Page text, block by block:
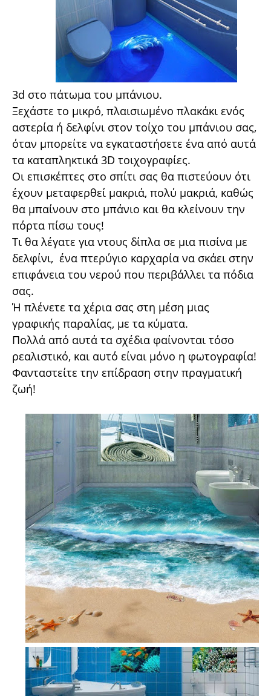
3d στο πάτωμα του μπάνιου.
Ξεχάστε το μικρό, πλαισιωμένο πλακάκι ενός
αστερία ή δελφίνι στον τοίχο του μπάνιου σας,
όταν μπορείτε να εγκαταστήσετε ένα από αυτά
τα καταπληκτικά 3D τοιχογραφίες.
Οι επισκέπτες στο σπίτι σας θα πιστεύουν ότι
έχουν μεταφερθεί μακριά, πολύ μακριά, καθώς
θα μπαίνουν στο μπάνιο και θα κλείνουν την
πόρτα πίσω τους!
Τι θα λέγατε για ντους δίπλα σε μια πισίνα με
δελφίνι, ένα πτερύγιο καρχαρία να σκάει στην
επιφάνεια του νερού που περιβάλλει τα πόδια
σας.
Ή πλένετε τα χέρια σας στη μέση μιας
γραφικής παραλίας, με τα κύματα.
Πολλά από αυτά τα σχέδια φαίνονται τόσο
ρεαλιστικό, και αυτό είναι μόνο η φωτογραφία!
Φανταστείτε την επίδραση στην πραγματική
ζωή!